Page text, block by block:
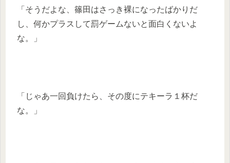
「そうだよな、篠田はさっき裸になったばかりだ
し、何かプラスして罰ゲームないと面白くないよ
な。」
「じゃあ一回負けたら、その度にテキーラ１杯だ
な。」